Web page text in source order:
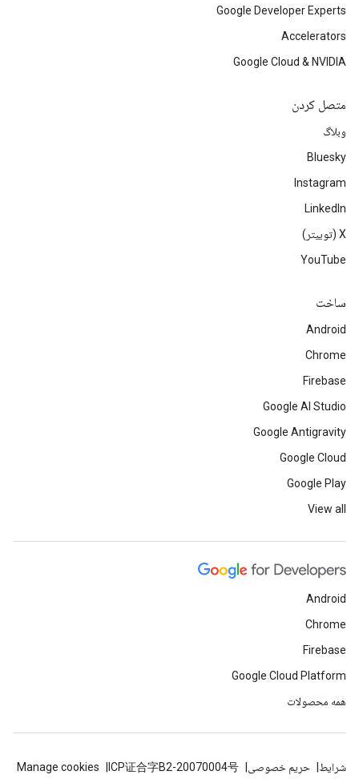
Google Developer Experts
Accelerators
Google Cloud & NVIDIA
متصل کردن
وبلاگ
Bluesky
Instagram
LinkedIn
‫X (توییتر)
YouTube
ساخت
Android
Chrome
Firebase
Google AI Studio
Google Antigravity
Google Cloud
Google Play
View all
Android
Chrome
Firebase
Google Cloud Platform
همه محصولات
شرایط حریم خصوصی ICP证合字B2-20070004号
Manage cookies